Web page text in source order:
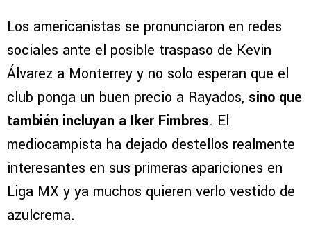
Los americanistas se pronunciaron en redes
sociales ante el posible traspaso de Kevin
Álvarez a Monterrey y no solo esperan que el
club ponga un buen precio a Rayados, sino que
también incluyan a Iker Fimbres. El
mediocampista ha dejado destellos realmente
interesantes en sus primeras apariciones en
Liga MX y ya muchos quieren verlo vestido de
azulcrema.